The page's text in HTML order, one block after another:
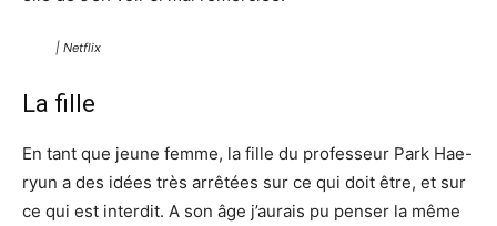
| Netflix
La fille
En tant que jeune femme, la fille du professeur Park Hae-
ryun a des idées très arrêtées sur ce qui doit être, et sur
ce qui est interdit. A son âge j’aurais pu penser la même